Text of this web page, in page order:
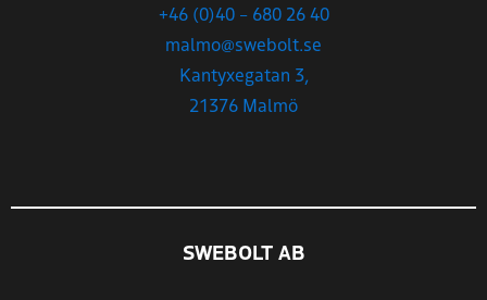
+46 (0)40 – 680 26 40
malmo@swebolt.se
Kantyxegatan 3,
21376 Malmö
SWEBOLT AB